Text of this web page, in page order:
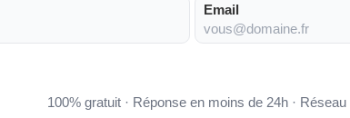
Email
100% gratuit · Réponse en moins de 24h ·